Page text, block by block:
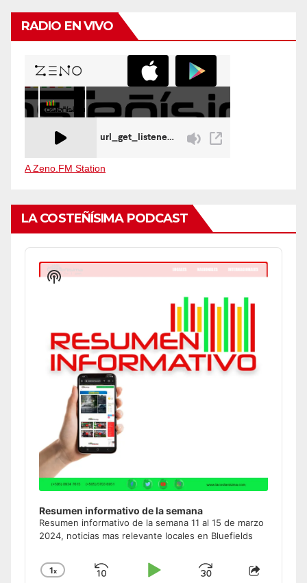
RADIO EN VIVO
A Zeno.FM Station
LA COSTEÑÍSIMA PODCAST
Audio
Player
Resumen informativo de la semana
Resumen informativo de la semana 11 al 15 de marzo
2024, noticias mas relevante locales en Bluefields
Change
1x
Share
Show